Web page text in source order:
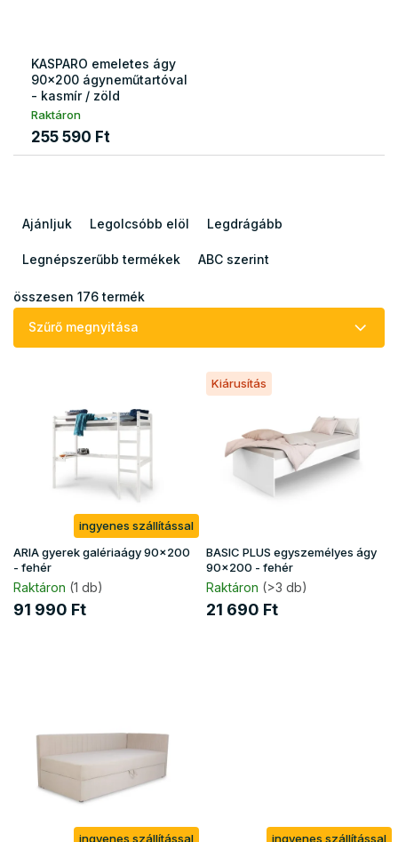
KASPARO emeletes ágy
90x200 ágyneműtartóval
- kasmír / zöld
Raktáron
255 590 Ft
e
m
k
Ajánljuk Legolcsóbb elöl Legdrágább
Legnépszerűbb termékek ABC szerint
összesen 176termék
Szűrő megnyitása
i
s
t
á
ingyenes szállítással
ARIA gyerek galériaágy 90x200
- fehér
Raktáron (1 db)
91 990 Ft
Kiárusítás
BASIC PLUS egyszemélyes ágy
90x200 - fehér
Raktáron (>3 db)
21 690 Ft
ingyenes szállítással
ingyenes szállítással